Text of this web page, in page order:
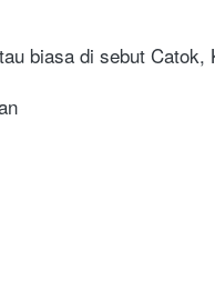
biasa di sebut